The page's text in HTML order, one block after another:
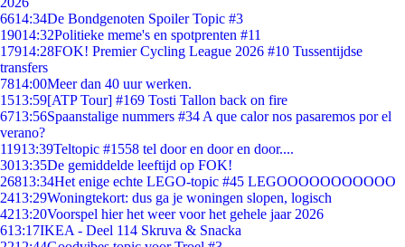
6614:34De Bondgenoten Spoiler Topic #3
19014:32Politieke meme's en spotprenten #11
17914:28FOK! Premier Cycling League 2026 #10 Tussentijdse
transfers
7814:00Meer dan 40 uur werken.
1513:59[ATP Tour] #169 Tosti Tallon back on fire
6713:56Spaanstalige nummers #34 A que calor nos pasaremos por el
verano?
11913:39Teltopic #1558 tel door en door en door....
3013:35De gemiddelde leeftijd op FOK!
26813:34Het enige echte LEGO-topic #45 LEGOOOOOOOOOOO
2413:29Woningtekort: dus ga je woningen slopen, logisch
4213:20Voorspel hier het weer voor het gehele jaar 2026
613:17IKEA - Deel 114 Skruva & Snacka